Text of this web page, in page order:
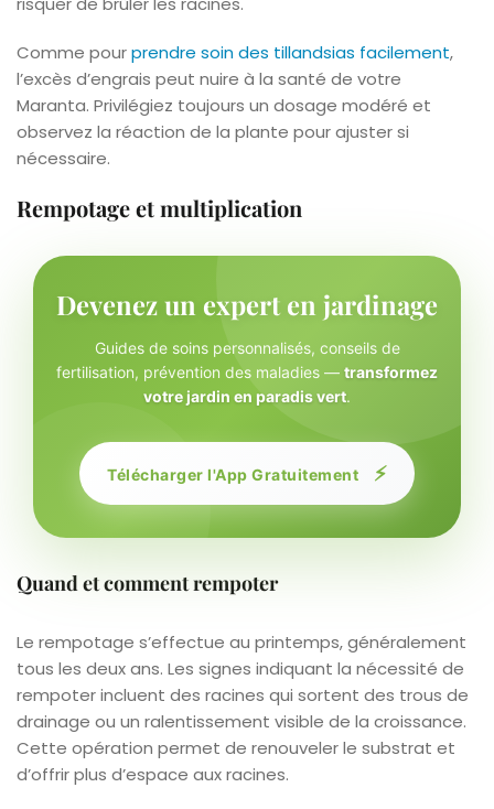
Comme pourprendre soin des tillandsias facilement,
l’excès d’engrais peut nuire à la santé de votre
Maranta. Privilégiez toujours un dosage modéré et
observez la réaction de la plante pour ajuster si
nécessaire.
Rempotage et multiplication
Devenez un expert en jardinage
Guides de soins personnalisés, conseils de
fertilisation, prévention des maladies — transformez
votre jardin en paradis vert.
Télécharger l'App Gratuitement ⚡
Quand et comment rempoter
Le rempotage s’effectue au printemps, généralement
tous les deux ans. Les signes indiquant la nécessité de
rempoter incluent des racines qui sortent des trous de
drainage ou un ralentissement visible de la croissance.
Cette opération permet de renouveler le substrat et
d’offrir plus d’espace aux racines.